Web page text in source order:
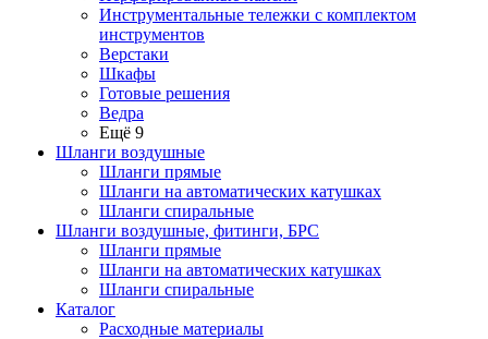
Инструментальные тележки с комплектом
инструментов
Верстаки
Шкафы
Готовые решения
Ведра
Ещё 9
Шланги воздушные
Шланги прямые
Шланги на автоматических катушках
Шланги спиральные
Шланги воздушные, фитинги, БРС
Шланги прямые
Шланги на автоматических катушках
Шланги спиральные
Каталог
Расходные материалы